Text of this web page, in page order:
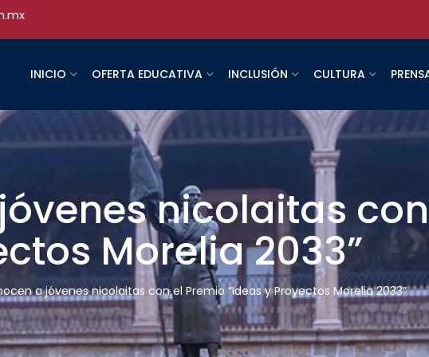
INICIO OFERTA EDUCATIVA INCLUSIÓN CULTURA
nicolaitas
Morelia 2033”
a jóvenes nicolaitas con el Premio “Ideas y Proyectos Morelia 2033”